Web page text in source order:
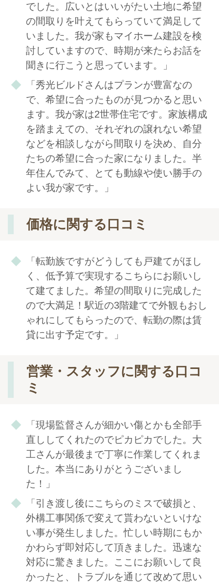
でした。広いとはいいがたい土地に希望
の間取りを叶えてもらっていて満足して
いました。我が家もマイホーム建設を検
討していますので、時期が来たらお話を
聞きに行こうと思っています。」
「秀光ビルドさんはプランが豊富なの
で、希望に合ったものが見つかると思い
ます。我が家は2世帯住宅です。家族構成
を踏まえての、それぞれの譲れない希望
などを相談しながら間取りを決め、自分
たちの希望に合った家になりました。半
年住んでみて、とても動線や使い勝手の
よい我が家です。」
価格に関する口コミ
「転勤族ですがどうしても戸建てがほし
く、低予算で実現するこちらにお願いし
て建てました。希望の間取りに完成した
ので大満足！駅近の3階建てで外観もおし
ゃれにしてもらったので、転勤の際は賃
貸に出す予定です。」
営業・スタッフに関する口コ
ミ
「現場監督さんが細かい傷とかも全部手
直ししてくれたのでピカピカでした。大
工さんが最後まで丁寧に作業してくれま
した。本当にありがとうございまし
た！」
「引き渡し後にこちらのミスで破損と、
外構工事関係で変えて貰わないといけな
い事が発生しました。忙しい時期にもか
かわらず即対応して頂きました。迅速な
対応に驚きました。ここにお願いして良
かったと、トラブルを通じて改めて思い